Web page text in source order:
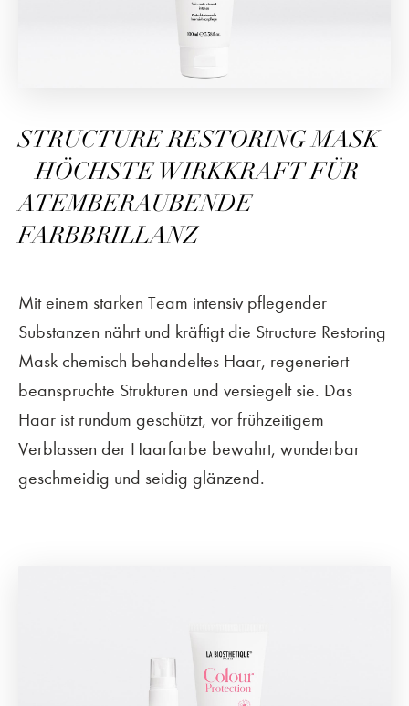
STRUCTURE RESTORING MASK
– HÖCHSTE WIRKKRAFT FÜR
ATEMBERAUBENDE
FARBBRILLANZ
Mit einem starken Team intensiv pflegender
Substanzen nährt und kräftigt die Structure Restoring
Mask chemisch behandeltes Haar, regeneriert
beanspruchte Strukturen und versiegelt sie. Das
Haar ist rundum geschützt, vor frühzeitigem
Verblassen der Haarfarbe bewahrt, wunderbar
geschmeidig und seidig glänzend.